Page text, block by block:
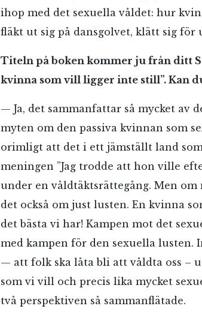
Jag accepterar villkoren.
ihop med det sexuella våldet: hur
fläkt ut sig på dansgolvet, klätt sig för
Titeln på boken kommer ju från ditt
kvinna som vill ligger inte still”. Kan
— Ja, det sammanfattar så mycket av
myten om den passiva kvinnan som
orimligt att det i ett jämställt land
meningen ”Jag trodde att hon ville
under en våldtäktsrättegång. Men
det också om just lusten. En kvinna
det bästa vi har! Kampen mot det
med kampen för den sexuella
— att folk ska låta bli att våldta oss –
som vi vill och precis lika mycket
två perspektiven så sammanflätade.